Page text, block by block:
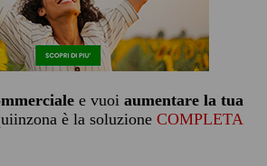
e vuoi aumentare la tua
è la soluzione COMPLETA